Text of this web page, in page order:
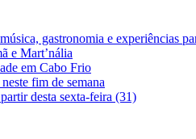
gastronomia e experiências
e Mart’nália
em Cabo Frio
fim de semana
desta sexta-feira (31)